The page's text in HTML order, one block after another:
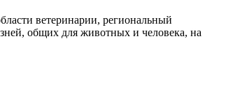
ветеринарии, региональный
общих для животных и человека, на